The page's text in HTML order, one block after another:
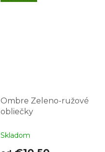
Ombre Zeleno-ružové
obliečky
Skladom